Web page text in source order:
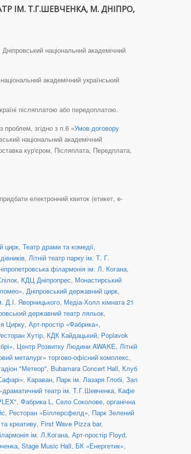
ІМ. Т.Г.ШЕВЧЕНКА, М. ДНІПРО,
національний академічний
академічний український
післяплатою або передоплатою.
згідно з п.6 «Умов договору
національний академічний
кур'єром, Післяплата, Передплата,
електронний квиток (етикет, e-
цирк, Театр драми та комедії,
, Літній театр парку ім. Т. Г.
філармонія ім. Л. Когана,
, КДЦ Дніпропрес, Монастирський
, Дніпровський державний цирк,
Д.І. Яворницького, Медіа-Холл кімната 21
державний театр ляльок,
Цирку, Арт-простір «Фабрика»,
Хутір, КДК Кайдацький, Poplavok
, Центр Розвитку Людини AWAKE, Літній
металург» торгово-офісний комплекс,
"Метеор", Bubamara Concert Hall, Клуб
, Караван, Парк ім. Лазаря Глобі, Зал
драматичний театр ім. Т.Г.Шевченка, Кафе
, Фабрика L , Село Соколове, органічна
, Ресторан «Біллерсфелд», Парк Зелений
креативу, First Wave Pizza bar,
ім. Л.Когана, Арт-простір Floyd,
, Stage Music Hall, БК «Енергетик»,